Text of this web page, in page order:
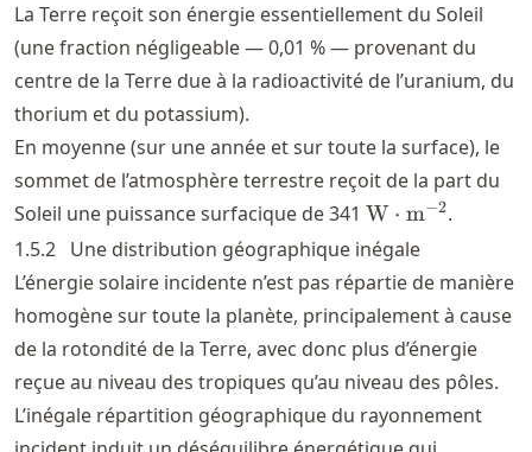
La Terre reçoit son énergie essentiellement du Soleil
(une fraction négligeable — 0,01 % — provenant du
centre de la Terre due à la radioactivité de l’uranium, du
thorium et du potassium).
En moyenne (sur une année et sur toute la surface), le
sommet de l’atmosphère terrestre reçoit de la part du
Soleil une puissance surfacique de 341 \text{W}\cdot
\text{m}^{-2}
W ⋅ m−2.
1.5.2 Une distribution géographique inégale
L’énergie solaire incidente n’est pas répartie de manière
homogène sur toute la planète, principalement à cause
de la rotondité de la Terre, avec donc plus d’énergie
reçue au niveau des tropiques qu’au niveau des pôles.
L’inégale répartition géographique du rayonnement